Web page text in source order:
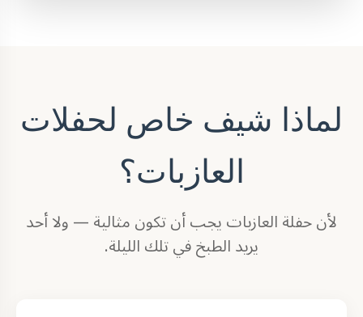
لماذا شيف خاص لحفلات
العازبات؟
لأن حفلة العازبات يجب أن تكون مثالية — ولا أحد
يريد الطبخ في تلك الليلة.